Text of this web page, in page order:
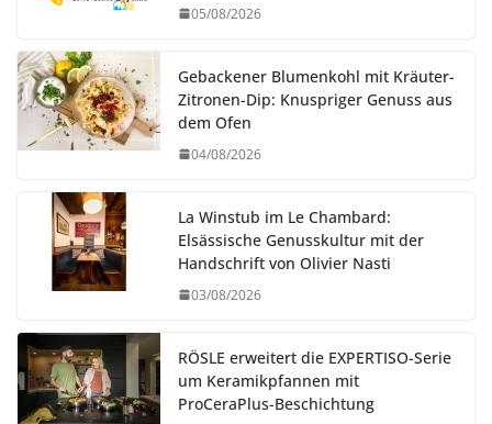
05/08/2026
Gebackener Blumenkohl mit Kräuter-
Zitronen-Dip: Knuspriger Genuss aus
dem Ofen
04/08/2026
La Winstub im Le Chambard:
Elsässische Genusskultur mit der
Handschrift von Olivier Nasti
03/08/2026
RÖSLE erweitert die EXPERTISO-Serie
um Keramikpfannen mit
ProCeraPlus-Beschichtung